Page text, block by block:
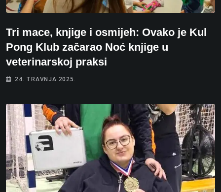
Tri mace, knjige i osmijeh: Ovako je Kul
Pong Klub začarao Noć knjige u
veterinarskoj praksi
24. TRAVNJA 2025.